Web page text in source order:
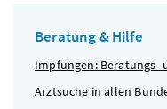
Beratung & Hilfe
Impfungen: Beratungs-
Arztsuche in allen